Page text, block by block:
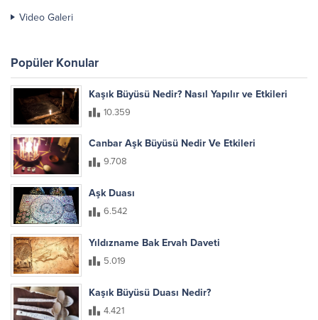
Video Galeri
Popüler Konular
Kaşık Büyüsü Nedir? Nasıl Yapılır ve Etkileri
10.359
Canbar Aşk Büyüsü Nedir Ve Etkileri
9.708
Aşk Duası
6.542
Yıldızname Bak Ervah Daveti
5.019
Kaşık Büyüsü Duası Nedir?
4.421